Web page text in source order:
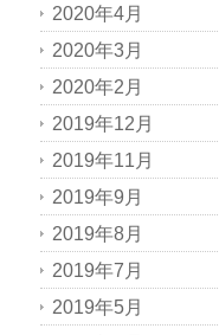
2020年4月
2020年3月
2020年2月
2019年12月
2019年11月
2019年9月
2019年8月
2019年7月
2019年5月